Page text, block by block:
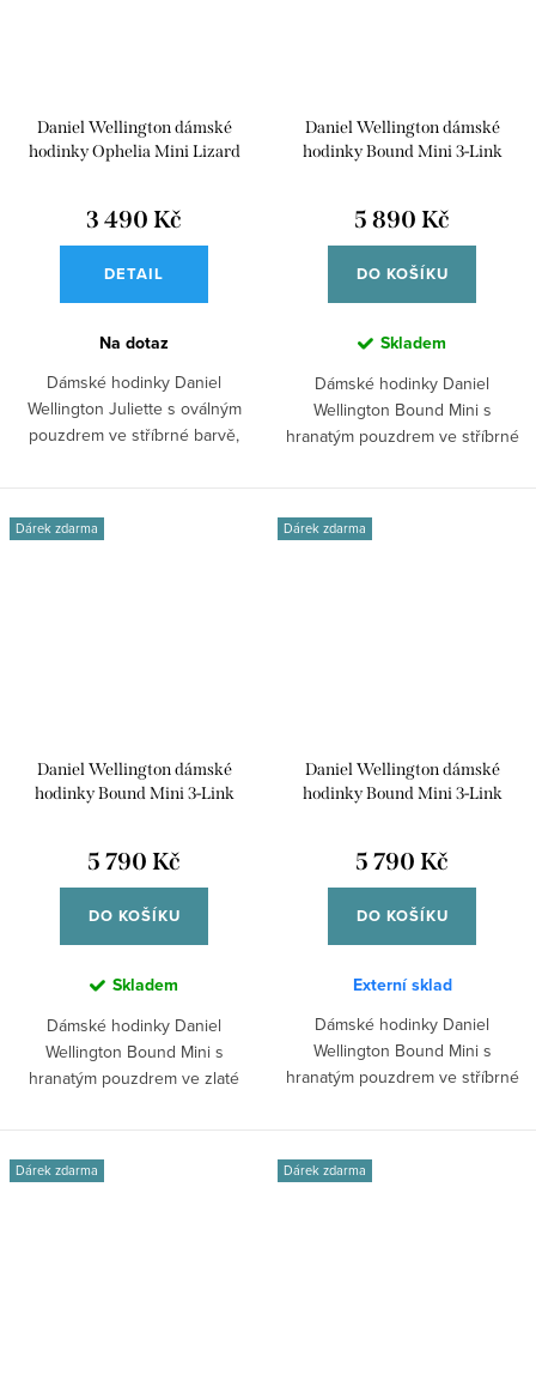
Daniel Wellington dámské
hodinky Ophelia Mini Lizard
3 490 Kč
DETAIL
Na dotaz
Dámské hodinky Daniel
Wellington Juliette s oválným
pouzdrem ve stříbrné barvě,
Daniel Wellington dámské
hodinky Bound Mini 3-Link
5 890 Kč
DO KOŠÍKU
Skladem
Dámské hodinky Daniel
Wellington Bound Mini s
hranatým pouzdrem ve stříbrné
Dárek zdarma
Daniel Wellington dámské
hodinky Bound Mini 3-Link
5 790 Kč
DO KOŠÍKU
Skladem
Dámské hodinky Daniel
Wellington Bound Mini s
hranatým pouzdrem ve zlaté
Dárek zdarma
Daniel Wellington dámské
hodinky Bound Mini 3-Link
5 790 Kč
DO KOŠÍKU
Externí sklad
Dámské hodinky Daniel
Wellington Bound Mini s
hranatým pouzdrem ve stříbrné
Dárek zdarma Dárek zdarma